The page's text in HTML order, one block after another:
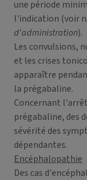
une période
l'indication (voir
d'administration).
Les convulsions,
et les crises
apparaître
la prégabaline.
Concernant
prégabaline, des
sévérité des
dépendantes.
Encéphalopathie
Des cas